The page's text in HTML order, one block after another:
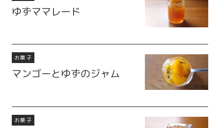
ゆずママレード
お菓子
マンゴーとゆずのジャム
お菓子